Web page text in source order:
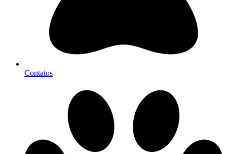
Contatos